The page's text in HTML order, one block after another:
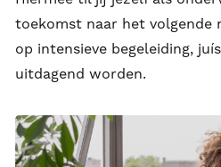
toekomst naar het volgende
op intensieve begeleiding,
uitdagend worden.